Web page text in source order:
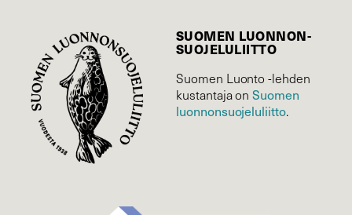
SUOMEN LUONNON­
SUOJELU­LIITTO
Suomen Luonto -lehden
kustantaja onSuomen
luonnonsuojelu­liitto.